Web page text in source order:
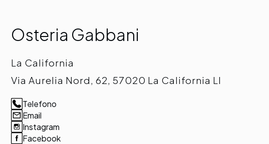
Osteria Gabbani
La California
Via Aurelia Nord, 62, 57020 La California LI
Telefono
Email
Instagram
Facebook